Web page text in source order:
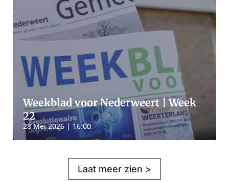
Weekblad voor Nederweert | Week
22
28 Mei 2026 | 16:00
Laat meer zien >